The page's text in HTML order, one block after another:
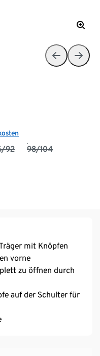
92 98/104
mit Knöpfen
vorne
zu öffnen durch
auf der Schulter für